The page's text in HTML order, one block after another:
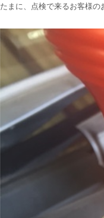
たまに、点検で来るお客様の